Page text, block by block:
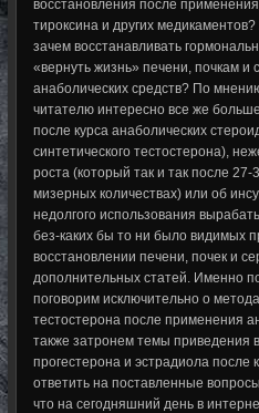
восстановления после
тироксина и других
зачем восстанавливать
«вернуть жизнь» печени, почкам и
анаболических средств? По
читателю интересно все же
после курса анаболических
синтетического тестостерона),
роста (который так и так после
мизерных количествах) или об
недолгого использования
без-каких бы то ни было видимых
восстановлении печени, почек и
дополнительных статей. Именно
поговорим исключительно о
тестостерона после применения
также затронем темы приведения
прогестерона и эстрадиола после
ответить на поставленные
что на сегодняшний день в